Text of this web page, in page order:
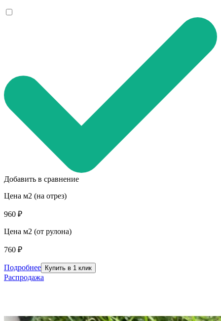
Добавить в сравнение
Цена м2 (на отрез)
960 ₽
Цена м2 (от рулона)
760 ₽
Подробнее Купить в 1 клик
Распродажа